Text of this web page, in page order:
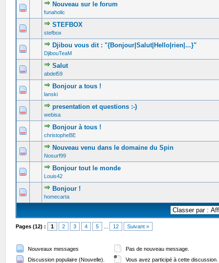
Nouveau sur le forum
funaholic
0 Votes - 0 sur 5 en moyenne
12345
STEFBOX
stefbox
0 Votes - 0 sur 5 en moyenne
Djibou vous dit : "{Bonjour|Salut|Hello|rien|...}"
DjibouTeaM
0 Votes - 0 sur 5 en moyenne
12 3 45
Salut
abdel59
0 Votes - 0 sur 5 en moyenne
Bonjour a tous !
lanski
0 Votes - 0 sur 5 en moyenne
1 2
presentation et questions :-)
webisa
0 Votes - 0 sur 5 en moyenne
12345
Bonjour à tous !
christopheBE
0 Votes - 0 sur 5 en moyenne
1 2
Nouveau venu dans le domaine du Spin
Nosurf99
0 Votes - 0 sur 5 en moyenne
1 2345
Bonjour tout le monde
Louis42
0 Votes - 0 sur 5 en moyenne
12345
Bonjour !
homecarta
0 Votes - 0 sur 5 en moyenne
Pages (12) : 1 2 3 4 5 12 Suivant »
Nouveaux messages
Discussion populaire (Nouvelle).
Pas de nouveau message.
Vous avez participé à cette discussion.